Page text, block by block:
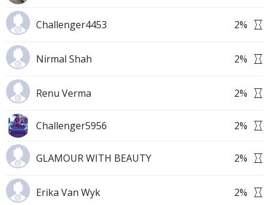
Challenger4453 2%
Nirmal Shah 2%
Renu Verma 2%
Challenger5956 2%
GLAMOUR WITH BEAUTY 2%
Erika Van Wyk 2%